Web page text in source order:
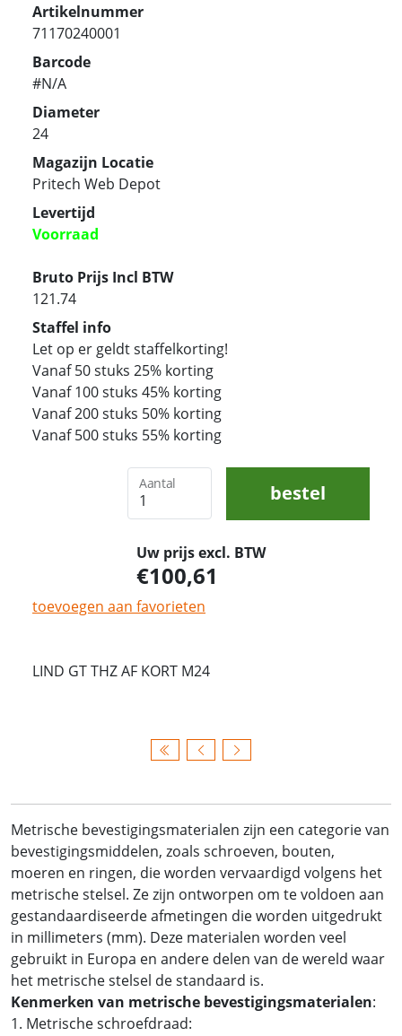
Artikelnummer
71170240001
Barcode
#N/A
Diameter
24
Magazijn Locatie
Pritech Web Depot
Levertijd
Voorraad
Bruto Prijs Incl BTW
121.74
Staffel info
Let op er geldt staffelkorting!
Vanaf 50 stuks 25% korting
Vanaf 100 stuks 45% korting
Vanaf 200 stuks 50% korting
Vanaf 500 stuks 55% korting
Aantal bestel
Uw prijs excl. BTW
100,61
toevoegen aan favorieten
LIND GT THZ AF KORT M24
Metrische bevestigingsmaterialen zijn een categorie van
bevestigingsmiddelen, zoals schroeven, bouten,
moeren en ringen, die worden vervaardigd volgens het
metrische stelsel. Ze zijn ontworpen om te voldoen aan
gestandaardiseerde afmetingen die worden uitgedrukt
in millimeters (mm). Deze materialen worden veel
gebruikt in Europa en andere delen van de wereld waar
het metrische stelsel de standaard is.
Kenmerken van metrische bevestigingsmaterialen:
1. Metrische schroefdraad: